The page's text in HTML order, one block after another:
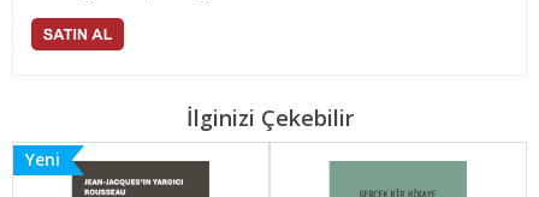
İlginizi Çekebilir
Yeni